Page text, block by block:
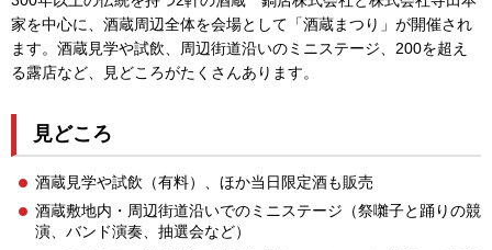
家を中心に、酒蔵周辺全体を会場として「酒蔵まつり」が開催され
ます。酒蔵見学や試飲、周辺街道沿いのミニステージ、200を超え
る露店など、見どころがたくさんあります。
見どころ
酒蔵見学や試飲（有料）、ほか当日限定酒も販売
酒蔵敷地内・周辺街道沿いでのミニステージ（祭囃子と踊りの競
演、バンド演奏、抽選会など）